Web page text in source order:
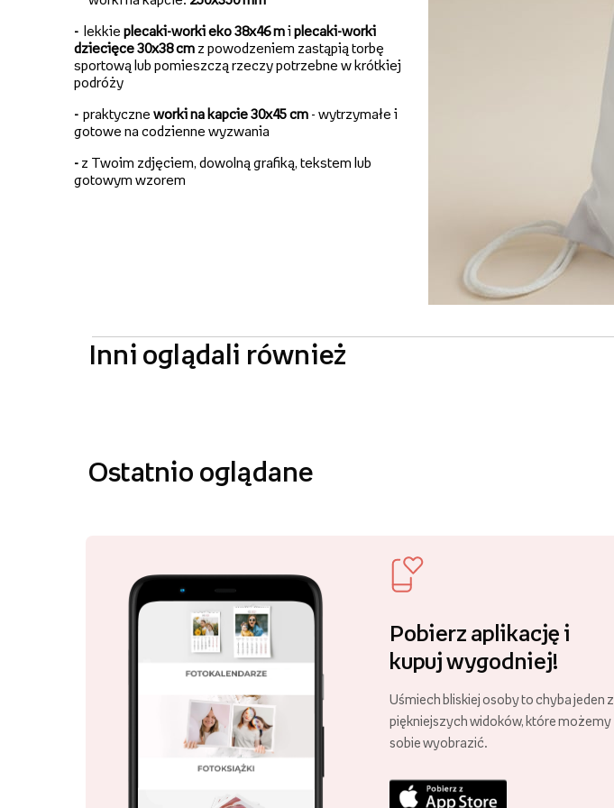
- lekkie plecaki-worki eko 38x46 mi plecaki-worki
dziecięce 30x38 cm z powodzeniem zastąpią torbę
sportową lub pomieszczą rzeczy potrzebne w krótkiej
podróży
- praktyczne worki na kapcie 30x45 cm - wytrzymałe i
gotowe na codzienne wyzwania
- z Twoim zdjęciem, dowolną grafiką, tekstem lub
gotowym wzorem
Inni oglądali również
Ostatnio oglądane
Pobierz aplikację i
kupuj wygodniej!
Uśmiech bliskiej osoby to chyba jeden z
piękniejszych widoków, które możemy
sobie wyobrazić.